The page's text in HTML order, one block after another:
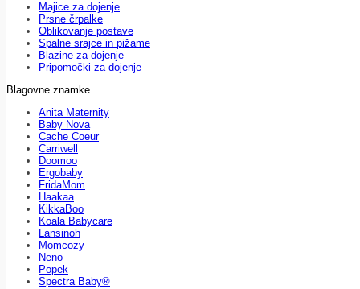
Majice za dojenje
Prsne črpalke
Oblikovanje postave
Spalne srajce in pižame
Blazine za dojenje
Pripomočki za dojenje
Blagovne znamke
Anita Maternity
Baby Nova
Cache Coeur
Carriwell
Doomoo
Ergobaby
FridaMom
Haakaa
KikkaBoo
Koala Babycare
Lansinoh
Momcozy
Neno
Popek
Spectra Baby®